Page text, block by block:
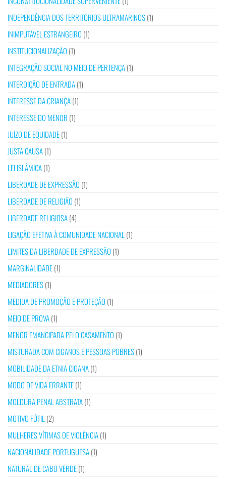
INDEPENDÊNCIA DOS TERRITÓRIOS ULTRAMARINOS(1)
INIMPUTÁVEL ESTRANGEIRO (1)
INSTITUCIONALIZAÇÃO (1)
INTEGRAÇÃO SOCIAL NO MEIO DE PERTENÇA(1)
INTERDIÇÃO DE ENTRADA(1)
INTERESSE DA CRIANÇA(1)
INTERESSE DO MENOR (1)
JUÍZO DE EQUIDADE(1)
JUSTA CAUSA(1)
LEI ISLÂMICA(1)
LIBERDADE DE EXPRESSÃO (1)
LIBERDADE DE RELIGIÃO (1)
LIBERDADE RELIGIOSA(4)
LIGAÇÃO EFETIVA À COMUNIDADE NACIONAL (1)
LIMITES DA LIBERDADE DE EXPRESSÃO (1)
MARGINALIDADE(1)
MEDIADORES(1)
MEDIDA DE PROMOÇÃO E PROTEÇÃO (1)
MEIO DE PROVA(1)
MENOR EMANCIPADA PELO CASAMENTO (1)
MISTURADA COM CIGANOS E PESSOAS POBRES(1)
MOBILIDADE DA ETNIA CIGANA(1)
MODO DE VIDA ERRANTE(1)
MOLDURA PENAL ABSTRATA(1)
MOTIVO FÚTIL (2)
MULHERES VÍTIMAS DE VIOLÊNCIA(1)
NACIONALIDADE PORTUGUESA(1)
NATURAL DE CABO VERDE(1)